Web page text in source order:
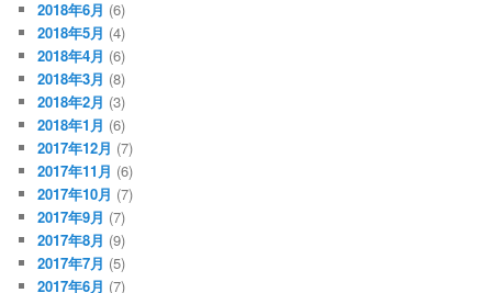
2018年6月 (6)
2018年5月 (4)
2018年4月 (6)
2018年3月 (8)
2018年2月 (3)
2018年1月 (6)
2017年12月 (7)
2017年11月 (6)
2017年10月 (7)
2017年9月 (7)
2017年8月 (9)
2017年7月 (5)
2017年6月 (7)